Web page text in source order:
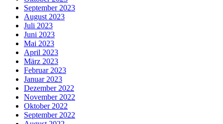
September 2023
August 2023
Juli 2023
Juni 2023
Mai 2023
April 2023
März 2023
Februar 2023
Januar 2023
Dezember 2022
November 2022
Oktober 2022
September 2022